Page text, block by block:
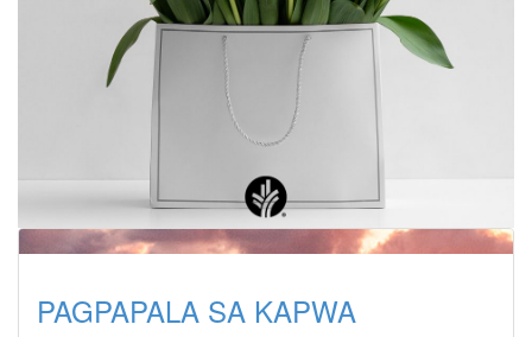
PAGPAPALA SA KAPWA